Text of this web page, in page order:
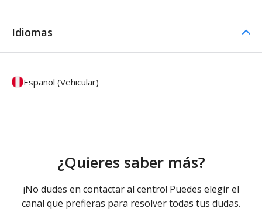
Idiomas
Español (Vehicular)
¿Quieres saber más?
¡No dudes en contactar al centro! Puedes elegir el
canal que prefieras para resolver todas tus dudas.